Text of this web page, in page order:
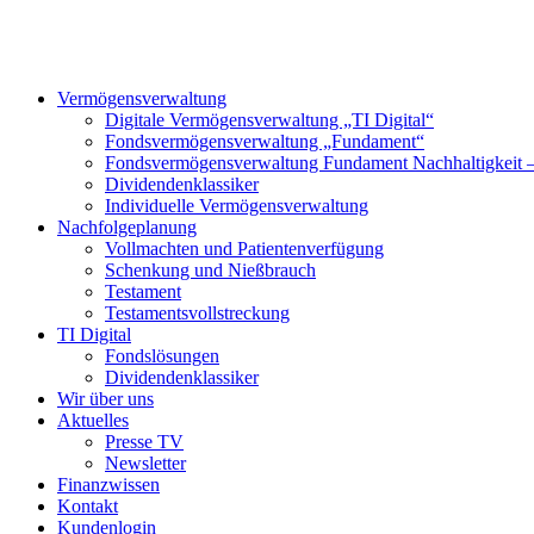
Vermögensverwaltung
Digitale Vermögensverwaltung „TI Digital“
Fondsvermögensverwaltung „Fundament“
Fondsvermögensverwaltung Fundament Nachhaltigkeit
Dividendenklassiker
Individuelle Vermögensverwaltung
Nachfolgeplanung
Vollmachten und Patientenverfügung
Schenkung und Nießbrauch
Testament
Testamentsvollstreckung
TI Digital
Fondslösungen
Dividendenklassiker
Wir über uns
Aktuelles
Presse TV
Newsletter
Finanzwissen
Kontakt
Kundenlogin